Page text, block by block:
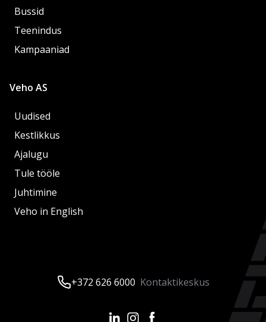
Bussid
Teenindus
Kampaaniad
Veho AS
Uudised
Kestlikkus
Ajalugu
Tule tööle
Juhtimine
Veho in English
+372 626 6000 Kontaktikeskus